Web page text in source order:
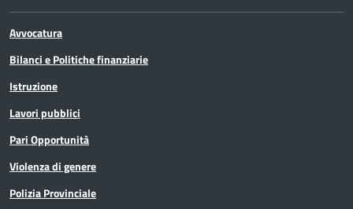
Avvocatura
Bilanci e Politiche finanziarie
Istruzione
Lavori pubblici
Pari Opportunità
Violenza di genere
Polizia Provinciale